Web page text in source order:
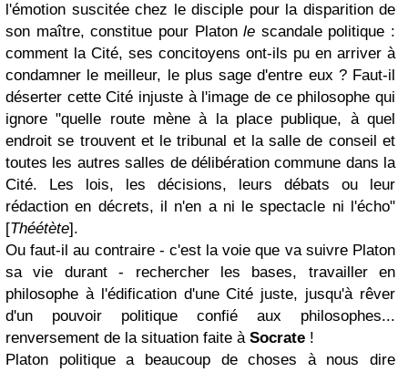
l'émotion suscitée chez le disciple pour la disparition de
son maître, constitue pour Platonle scandale politique :
comment la Cité, ses concitoyens ont-ils pu en arriver à
condamner le meilleur, le plus sage d'entre eux ? Faut-il
déserter cette Cité injuste à l'image de ce philosophe qui
ignore "quelle route mène à la place publique, à quel
endroit se trouvent et le tribunal et la salle de conseil et
toutes les autres salles de délibération commune dans la
Cité. Les lois, les décisions, leurs débats ou leur
rédaction en décrets, il n'en a ni le spectacle ni l'écho"
[Théétète].
Ou faut-il au contraire - c'est la voie que va suivre Platon
sa vie durant - rechercher les bases, travailler en
philosophe à l'édification d'une Cité juste, jusqu'à rêver
d'un pouvoir politique confié aux philosophes...
renversement de la situation faite à Socrate !
Platon politique a beaucoup de choses à nous dire